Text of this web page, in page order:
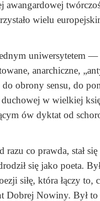
wielu
uniwersytetem
anarchiczne,
obrony sensu, do
w wielkiej
ów dyktat od
co prawda, stał
się jako poeta.
siłę, która łączy
Dobrej Nowiny. Był to